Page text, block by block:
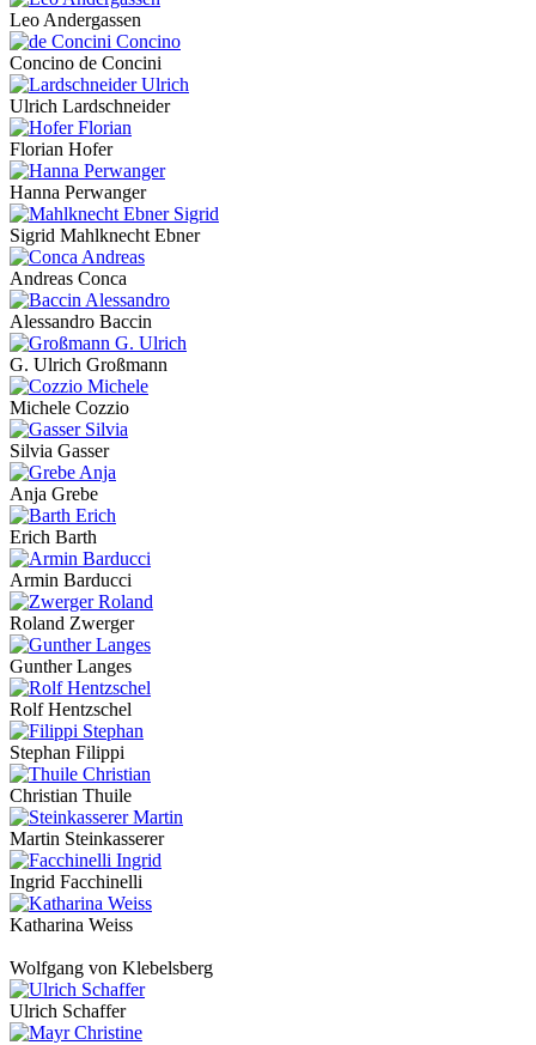
Leo Andergassen
Concino de Concini
Ulrich Lardschneider
Florian Hofer
Hanna Perwanger
Sigrid Mahlknecht Ebner
Andreas Conca
Alessandro Baccin
G. Ulrich Großmann
Michele Cozzio
Silvia Gasser
Anja Grebe
Erich Barth
Armin Barducci
Roland Zwerger
Gunther Langes
Rolf Hentzschel
Stephan Filippi
Christian Thuile
Martin Steinkasserer
Ingrid Facchinelli
Katharina Weiss
Wolfgang von Klebelsberg
Ulrich Schaffer